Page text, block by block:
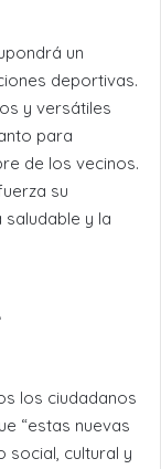
un
deportivas.
y versátiles
para
de los vecinos.
su
y la
los ciudadanos
“estas nuevas
social, cultural y